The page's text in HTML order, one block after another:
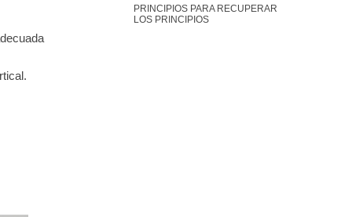
PRINCIPIOS PARA RECUPERAR
LOS PRINCIPIOS